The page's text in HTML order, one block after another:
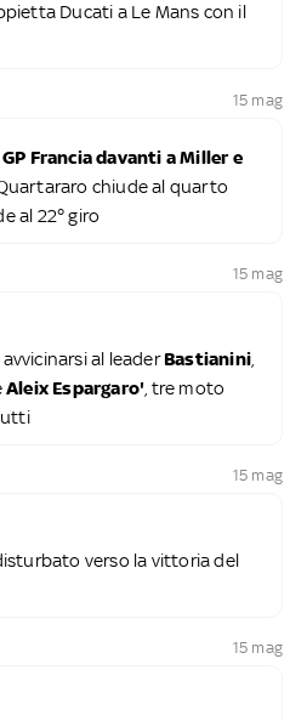
Ducati a Le Mans con il
15 mag
Francia davanti a Miller e
chiude al quarto
al 22° giro
15 mag
al leaderBastianini
Aleix Espargaro' , tre moto
15 mag
verso la vittoria del
15 mag